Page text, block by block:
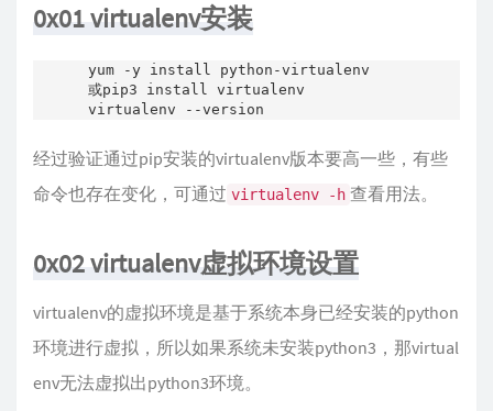
0x01 virtualenv安装
yum -y install python-virtualenv
或pip3 install virtualenv
virtualenv --version
经过验证通过pip安装的virtualenv版本要高一些，有些
命令也存在变化，可通过 virtualenv -h 查看用法。
0x02 virtualenv虚拟环境设置
virtualenv的虚拟环境是基于系统本身已经安装的python
环境进行虚拟，所以如果系统未安装python3，那virtual
env无法虚拟出python3环境。